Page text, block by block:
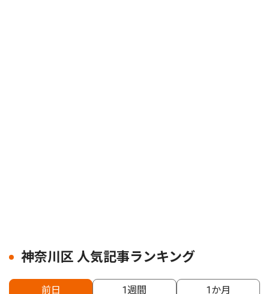
神奈川区 人気記事ランキング
前日 1週間 1か月